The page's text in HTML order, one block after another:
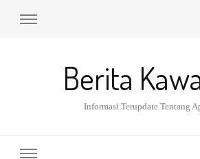
Berita
Informasi Terupdate Tentang